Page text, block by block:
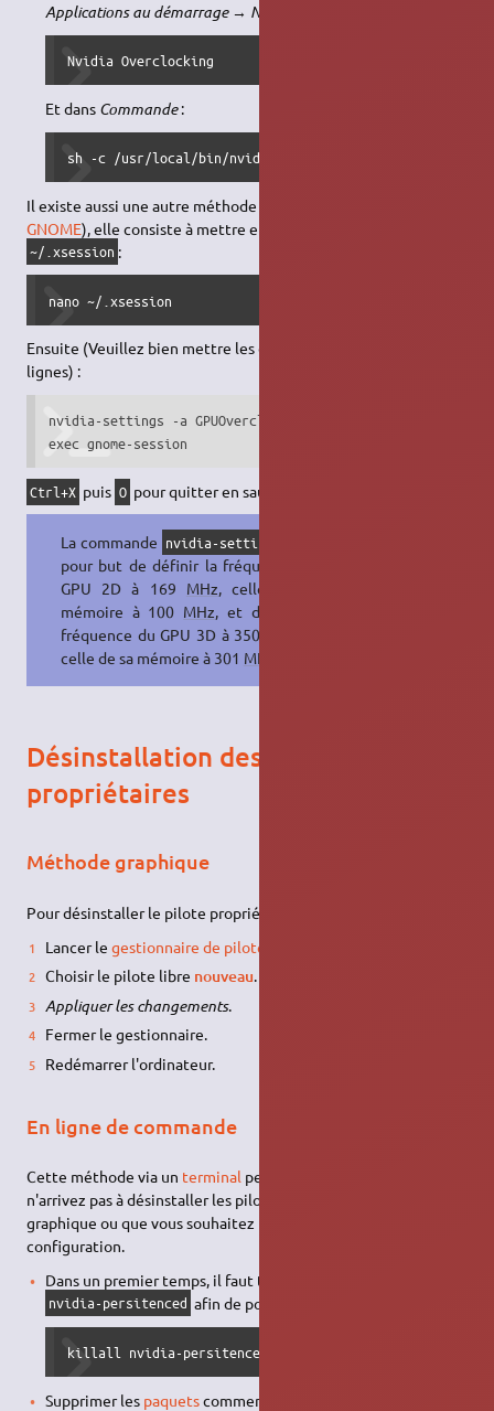
Applications au démarrage→ Nom
Nvidia Overclocking
Et dans Commande:
sh -c /usr/local/bin/nvidia-overclocking.sh
Il existe aussi une autre méthode (valable seulement sous
GNOME), elle consiste à mettre en place votre commande dans
~/.xsession :
nano ~/.xsession
Ensuite (Veuillez bien mettre les deux commandes sur deux
lignes) :
nvidia-settings -a GPUOverclockingState=1 -a
exec gnome-session
Ctrl+X puis O pour quitter en sauvegardant.
La commande nvidia-settings
pour but de définir la fréquence du
GPU 2D à 169 MHz, celle de sa
mémoire à 100 MHz, et définir la
fréquence du GPU 3D à 350
celle de sa mémoire à 301 MHz
Désinstallation des pilotes
propriétaires
Méthode graphique
Pour désinstaller le pilote propriétaire :
Lancer le gestionnaire de pilotes propriétaires
Choisir le pilote libre nouveau.
Appliquer les changements.
Fermer le gestionnaire.
Redémarrer l'ordinateur.
En ligne de commande
Cette méthode via un terminal peut être utilisée si vous
n'arrivez pas à désinstaller les pilotes avec la méthode
graphique ou que vous souhaitez repartir avec une nouvelle
configuration.
Dans un premier temps, il faut tuer le processus
nvidia-persitenced afin de pouvoir désinstaller le paquet :
killall nvidia-persitenced
Supprimer les paquetscommençant par